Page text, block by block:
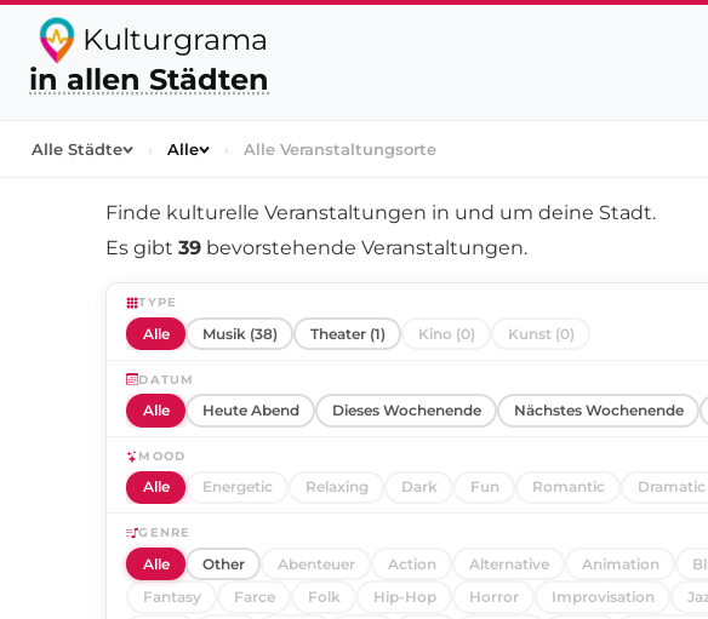
Kulturgrama
in allen Städten
Alle Städte › Alle › Alle Veranstaltungsorte
Finde kulturelle Veranstaltungen in und um deine Stadt.
Es gibt 39 bevorstehende Veranstaltungen.
TYPE
Alle Musik (38) Theater (1) Kino (0) Kunst (0)
DATUM
Alle Heute Abend Dieses Wochenende Nächstes Wochenende
MOOD
Alle Energetic Relaxing Dark Fun Romantic Dramatic
GENRE
Alle Other Abenteuer Action Alternative Animation
Fantasy
Farce Folk Hip-Hop Horror Improvisation